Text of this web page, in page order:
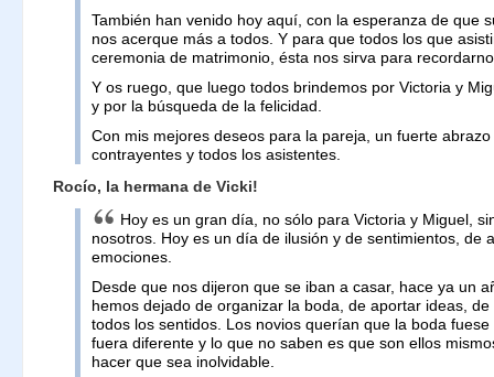
También han venido hoy aquí, con la esperanza de que
nos acerque más a todos. Y para que todos los que
ceremonia de matrimonio, ésta nos sirva para
Y os ruego, que luego todos brindemos por Victoria y
y por la búsqueda de la felicidad.
Con mis mejores deseos para la pareja, un fuerte
contrayentes y todos los asistentes.
Rocío, la hermana de Vicki!
Hoy es un gran día, no sólo para Victoria y Miguel,
nosotros. Hoy es un día de ilusión y de sentimientos, de
emociones.
Desde que nos dijeron que se iban a casar, hace ya un
hemos dejado de organizar la boda, de aportar ideas,
todos los sentidos. Los novios querían que la boda
fuera diferente y lo que no saben es que son ellos
hacer que sea inolvidable.